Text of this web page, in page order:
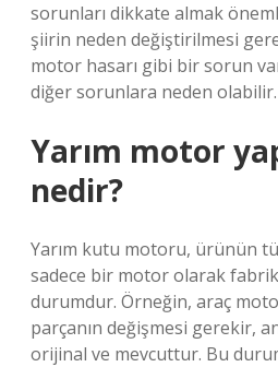
sorunları dikkate almak
şiirin neden değiştirilmesi
motor hasarı gibi bir sorun
diğer sorunlara neden olabilir.
Yarım motor
nedir?
Yarım kutu motoru, ürünün
sadece bir motor olarak
durumdur. Örneğin, araç
parçanın değişmesi gerekir,
orijinal ve mevcuttur. Bu